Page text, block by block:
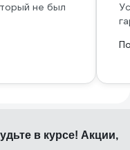
не был
в курсе! Акции,